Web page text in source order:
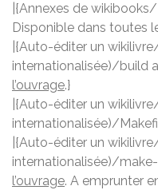
|{Annexes de
Disponible dans toutes
|{Auto-éditer un
internationalisée)/build
l’ouvrage.}
|{Auto-éditer un
internationalisée)/
|{Auto-éditer un
internationalisée)/
l’ouvrage. A emprunter